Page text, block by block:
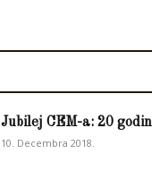
Jubilej CEM-a: 20
10. Decembra 2018.